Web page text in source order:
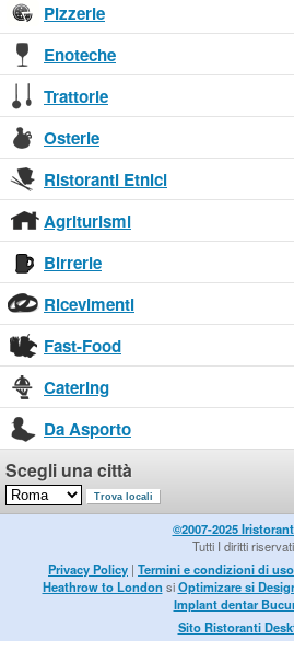
Pizzerie
Enoteche
Trattorie
Osterie
Ristoranti Etnici
Agriturismi
Birrerie
Ricevimenti
Fast-Food
Catering
Da Asporto
Scegli una città
©2007-2025
Tutti I diritti riservati.
Privacy Policy | Termini e condizioni di uso
Heathrow to London siOptimizare si
Implant dentar
Sito Ristoranti